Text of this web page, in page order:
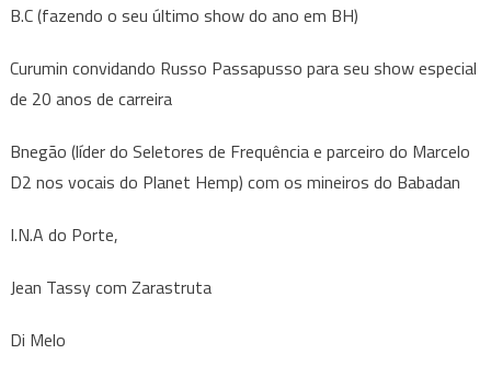
B.C (fazendo o seu último show do ano em BH)
Curumin convidando Russo Passapusso para seu show especial
de 20 anos de carreira
Bnegão (líder do Seletores de Frequência e parceiro do Marcelo
D2 nos vocais do Planet Hemp) com os mineiros do Babadan
I.N.A do Porte,
Jean Tassy com Zarastruta
Di Melo